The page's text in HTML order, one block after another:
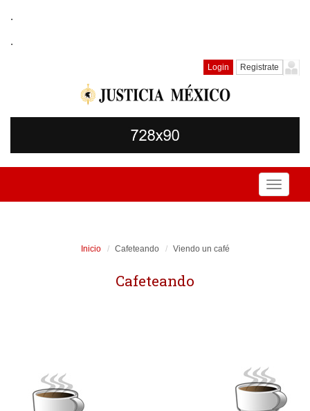
.
.
Login Registrate
Toggle
Inicio Cafeteando Viendo un café
Cafeteando